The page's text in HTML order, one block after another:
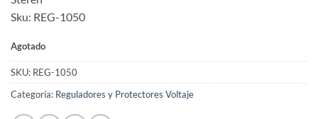
$599.00.
Sku: REG-1050
Agotado
SKU: REG-1050
Categoría: Reguladores y Protectores Voltaje